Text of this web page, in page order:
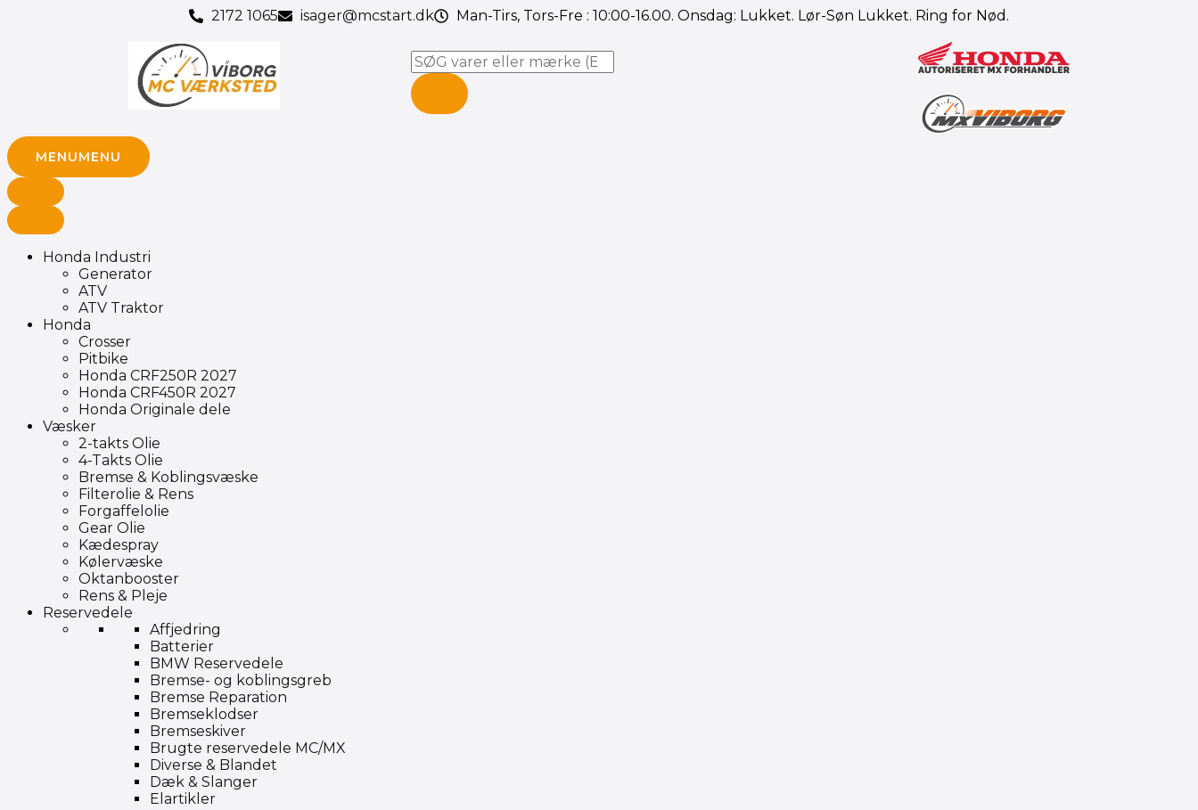
2172 1065 isager@mcstart.dk Man-Tirs, Tors-Fre : 10:00-16.00. Onsdag: Lukket. Lør-Søn Lukket. Ring for Nød.
Søg
MENUMENU
Honda Industri
Generator
ATV
ATV Traktor
Honda
Crosser
Pitbike
Honda CRF250R 2027
Honda CRF450R 2027
Honda Originale dele
Væsker
2-takts Olie
4-Takts Olie
Bremse & Koblingsvæske
Filterolie & Rens
Forgaffelolie
Gear Olie
Kædespray
Kølervæske
Oktanbooster
Rens & Pleje
Reservedele
Affjedring
Batterier
BMW Reservedele
Bremse- og koblingsgreb
Bremse Reparation
Bremseklodser
Bremseskiver
Brugte reservedele MC/MX
Diverse & Blandet
Dæk & Slanger
Elartikler